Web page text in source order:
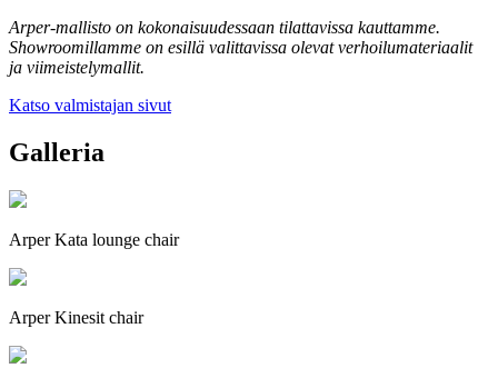
Arper-mallisto on kokonaisuudessaan tilattavissa kauttamme.
Showroomillamme on esillä valittavissa olevat verhoilumateriaalit
ja viimeistelymallit.
Katso valmistajan sivut
Galleria
Arper Kata lounge chair
Arper Kinesit chair